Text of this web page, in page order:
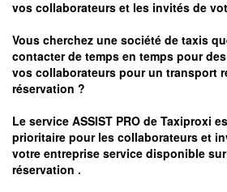
vos collaborateurs et les invités de
Vous cherchez une société de taxis
contacter de temps en temps pour
vos collaborateurs pour un transport
réservation ?
Le service ASSIST PRO de Taxiproxi
prioritaire pour les collaborateurs et
votre entreprise service disponible
réservation .